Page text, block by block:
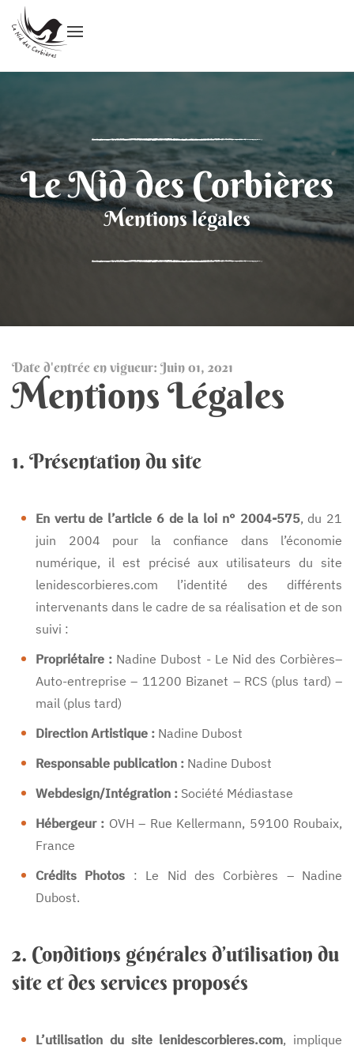
Le Nid des Corbières
Mentions légales
Date d'entrée en vigueur: Juin 01, 2021
Mentions Légales
1. Présentation du site
En vertu de l’article 6 de la loi n° 2004-575, du 21
juin 2004 pour la confiance dans l’économie
numérique, il est précisé aux utilisateurs du site
lenidescorbieres.com l’identité des différents
intervenants dans le cadre de sa réalisation et de son
suivi :
Propriétaire : Nadine Dubost - Le Nid des Corbières–
Auto-entreprise – 11200 Bizanet – RCS (plus tard) –
mail (plus tard)
Direction Artistique : Nadine Dubost
Responsable publication : Nadine Dubost
Webdesign/Intégration : Société Médiastase
Hébergeur : OVH – Rue Kellermann, 59100 Roubaix,
France
Crédits Photos : Le Nid des Corbières – Nadine
Dubost.
2. Conditions générales d’utilisation du
site et des services proposés
L’utilisation du site lenidescorbieres.com, implique